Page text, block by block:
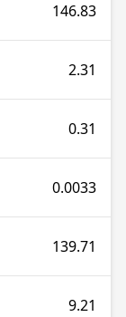
146.83
2.31
0.31
0.0033
139.71
9.21